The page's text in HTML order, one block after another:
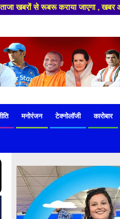
और विज्ञापन के लिए संपर्क करे
मनोरंजन टेक्नोलॉजी कारोबार